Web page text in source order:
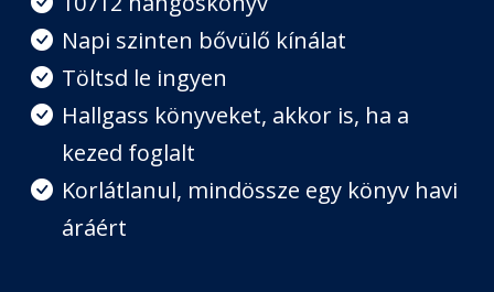
Napi szinten bővülő kínálat
Töltsd le ingyen
Hallgass könyveket, akkor is, ha a
kezed foglalt
Korlátlanul, mindössze egy könyv havi
áráért